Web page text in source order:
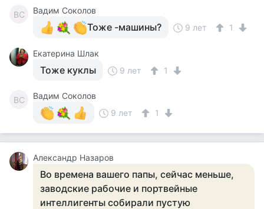
ВС Вадим Соколов
Тоже -машины? 9 лет 1
Екатерина Шлак
Тоже куклы 9 лет 1
ВС
Вадим Соколов
9 лет
1
Александр Назаров
Во времена вашего папы, сейчас меньше,
заводские рабочие и портвейные
интеллигенты собирали пустую